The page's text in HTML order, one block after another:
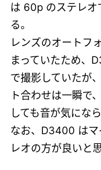
は 60p のステレオ
る。
レンズのオートフ
まっていたため、
で撮影していたが
ト合わせは一瞬で
しても音が気になら
なお、D3400 はマ
レオの方が良いと思